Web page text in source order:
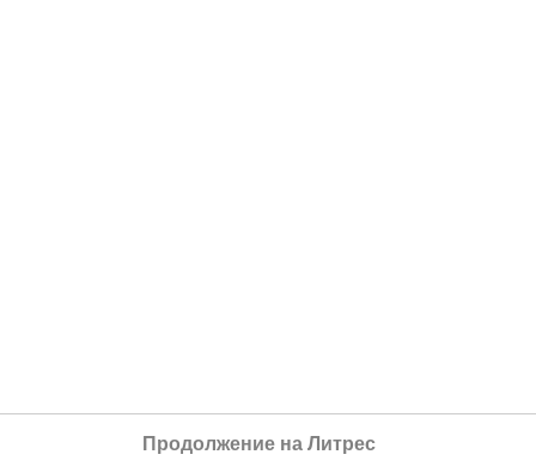
Продолжение на Литрес